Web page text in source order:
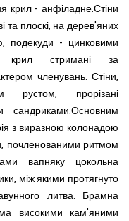
крил - анфіладне.Стіни
та плоскі, на дерев'яних
подекуди - цинковими
крил стримані за
членувань. Стіни,
рустом, прорізані
з виразною колонадою
почленованими ритмом
вапняку цокольна
між якими протягнуто
литва. Брамна
високими кам'яними